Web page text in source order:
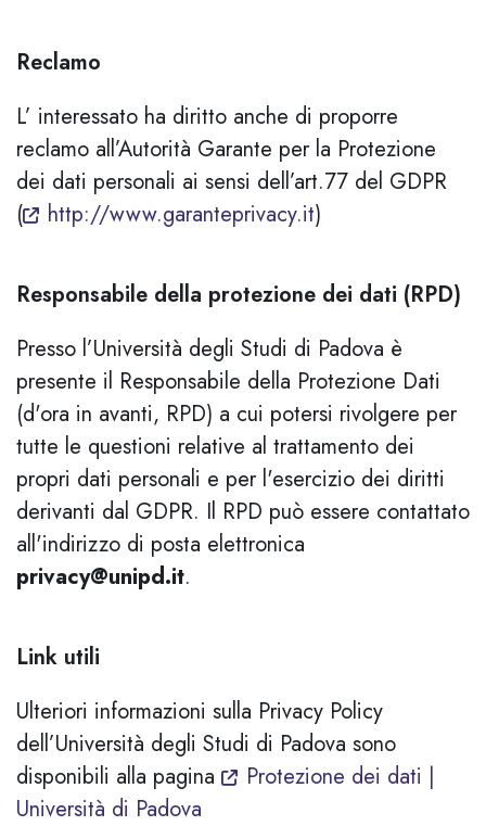
Reclamo
L’ interessato ha diritto anche di proporre
reclamo all’Autorità Garante per la Protezione
dei dati personali ai sensi dell’art.77 del GDPR
(
http://www.garanteprivacy.it)
Responsabile della protezione dei dati (RPD)
Presso l’Università degli Studi di Padova è
presente il Responsabile della Protezione Dati
(d'ora in avanti, RPD) a cui potersi rivolgere per
tutte le questioni relative al trattamento dei
propri dati personali e per l'esercizio dei diritti
derivanti dal GDPR. Il RPD può essere contattato
all'indirizzo di posta elettronica
privacy@unipd.it.
Link utili
Ulteriori informazioni sulla Privacy Policy
dell’Università degli Studi di Padova sono
disponibili alla pagina
Protezione dei dati |
Università di Padova